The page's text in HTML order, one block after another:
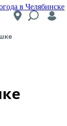
в Челябинске